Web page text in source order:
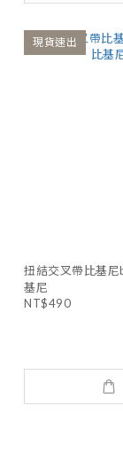
現貨速出
扭結交叉帶比基
基尼
NT$490